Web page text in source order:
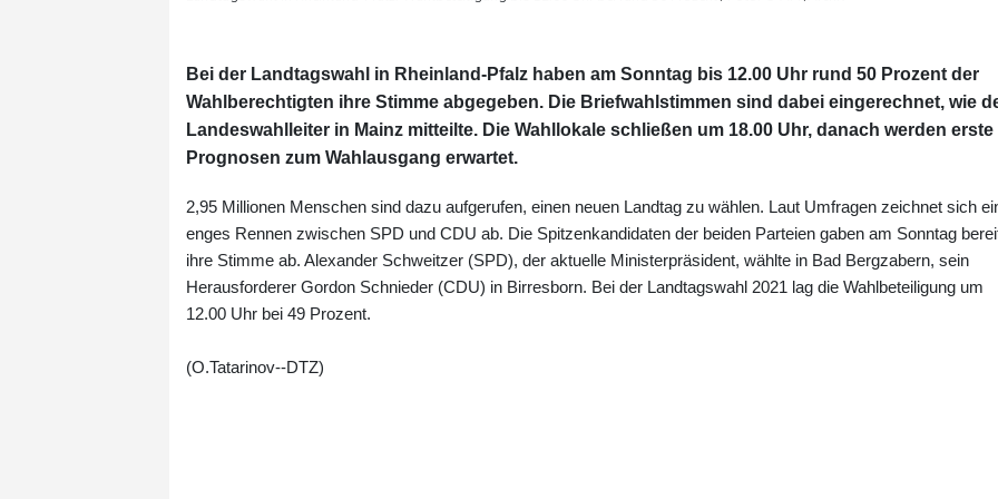
Bei der Landtagswahl in Rheinland-Pfalz haben am Sonntag bis 12.00 Uhr rund 50 Prozent der
Wahlberechtigten ihre Stimme abgegeben. Die Briefwahlstimmen sind dabei eingerechnet, wie
Landeswahlleiter in Mainz mitteilte. Die Wahllokale schließen um 18.00 Uhr, danach werden erste
Prognosen zum Wahlausgang erwartet.
2,95 Millionen Menschen sind dazu aufgerufen, einen neuen Landtag zu wählen. Laut Umfragen zeichnet sich
enges Rennen zwischen SPD und CDU ab. Die Spitzenkandidaten der beiden Parteien gaben am Sonntag
ihre Stimme ab. Alexander Schweitzer (SPD), der aktuelle Ministerpräsident, wählte in Bad Bergzabern, sein
Herausforderer Gordon Schnieder (CDU) in Birresborn. Bei der Landtagswahl 2021 lag die Wahlbeteiligung um
12.00 Uhr bei 49 Prozent.
(O.Tatarinov--DTZ)